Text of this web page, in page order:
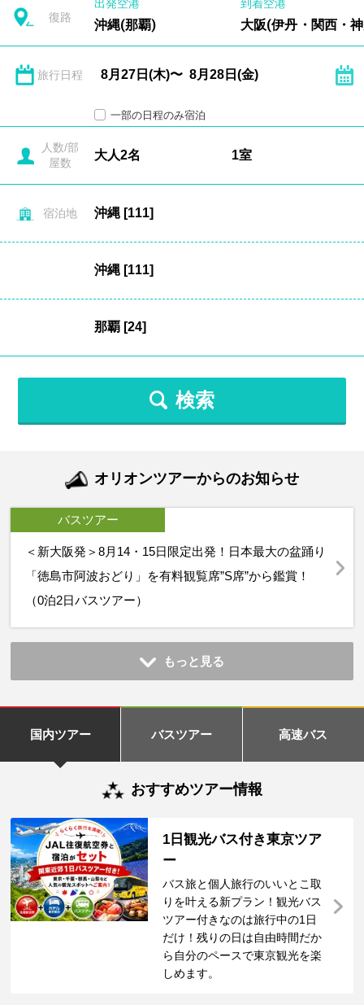
復路
出発空港
沖縄(那覇)
到着空港
大阪(伊丹・関西・
旅行日程
一部の日程のみ宿泊
人数/部
屋数
宿泊地
検索
オリオンツアーからのお知らせ
バスツアー
＜新大阪発＞8月14・15日限定出発！日本最大の盆踊り
「徳島市阿波おどり」を有料観覧席”S席”から鑑賞！
（0泊2日バスツアー）
もっと見る
国内ツアー バスツアー 高速バス
おすすめツアー情報
1日観光バス付き東京ツア
ー
バス旅と個人旅行のいいとこ取
りを叶える新プラン！観光バス
ツアー付きなのは旅行中の1日
だけ！残りの日は自由時間だか
ら自分のペースで東京観光を楽
しめます。